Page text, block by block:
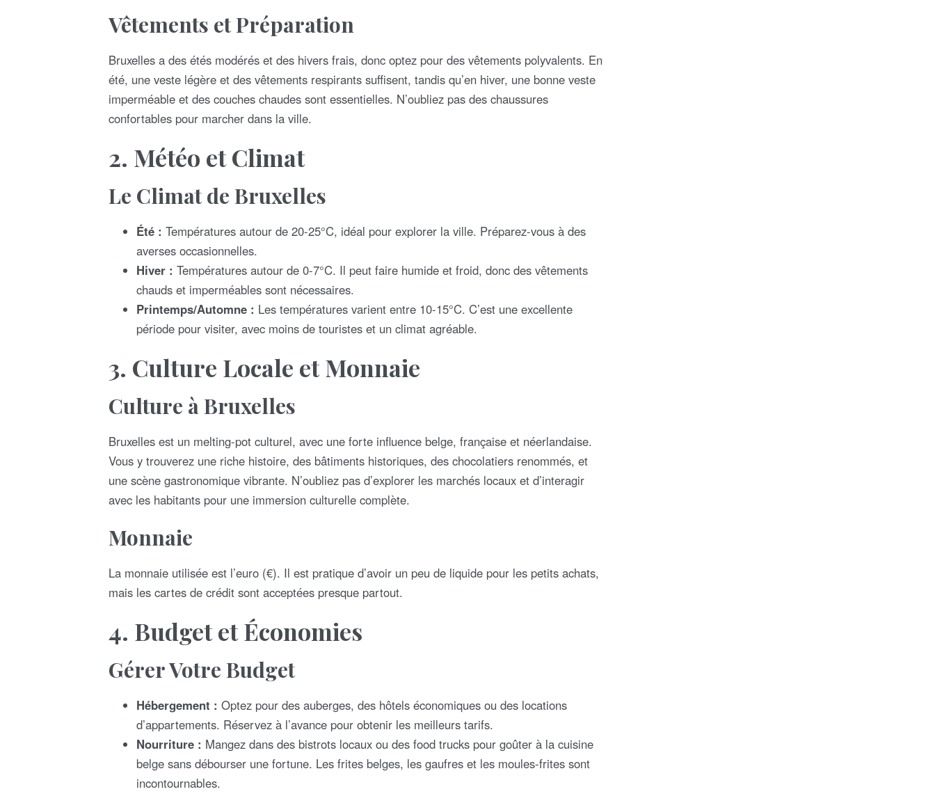
Vêtements et Préparation
Bruxelles a des étés modérés et des hivers frais, donc optez pour des vêtements polyvalents. En
été, une veste légère et des vêtements respirants suffisent, tandis qu’en hiver, une bonne veste
imperméable et des couches chaudes sont essentielles. N’oubliez pas des chaussures
confortables pour marcher dans la ville.
2. Météo et Climat
Le Climat de Bruxelles
Été : Températures autour de 20-25°C, idéal pour explorer la ville. Préparez-vous à des
averses occasionnelles.
Hiver : Températures autour de 0-7°C. Il peut faire humide et froid, donc des vêtements
chauds et imperméables sont nécessaires.
Printemps/Automne : Les températures varient entre 10-15°C. C’est une excellente
période pour visiter, avec moins de touristes et un climat agréable.
3. Culture Locale et Monnaie
Culture à Bruxelles
Bruxelles est un melting-pot culturel, avec une forte influence belge, française et néerlandaise.
Vous y trouverez une riche histoire, des bâtiments historiques, des chocolatiers renommés, et
une scène gastronomique vibrante. N’oubliez pas d’explorer les marchés locaux et d’interagir
avec les habitants pour une immersion culturelle complète.
Monnaie
La monnaie utilisée est l’euro (€). Il est pratique d’avoir un peu de liquide pour les petits achats,
mais les cartes de crédit sont acceptées presque partout.
4. Budget et Économies
Gérer Votre Budget
Hébergement : Optez pour des auberges, des hôtels économiques ou des locations
d’appartements. Réservez à l’avance pour obtenir les meilleurs tarifs.
Nourriture : Mangez dans des bistrots locaux ou des food trucks pour goûter à la cuisine
belge sans débourser une fortune. Les frites belges, les gaufres et les moules-frites sont
incontournables.